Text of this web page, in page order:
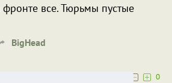
все. Тюрьмы пустые
BigHead
0